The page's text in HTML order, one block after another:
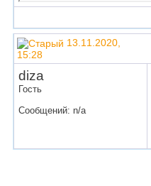
13.11.2020,
15:28
diza
Гость
Сообщений: n/a